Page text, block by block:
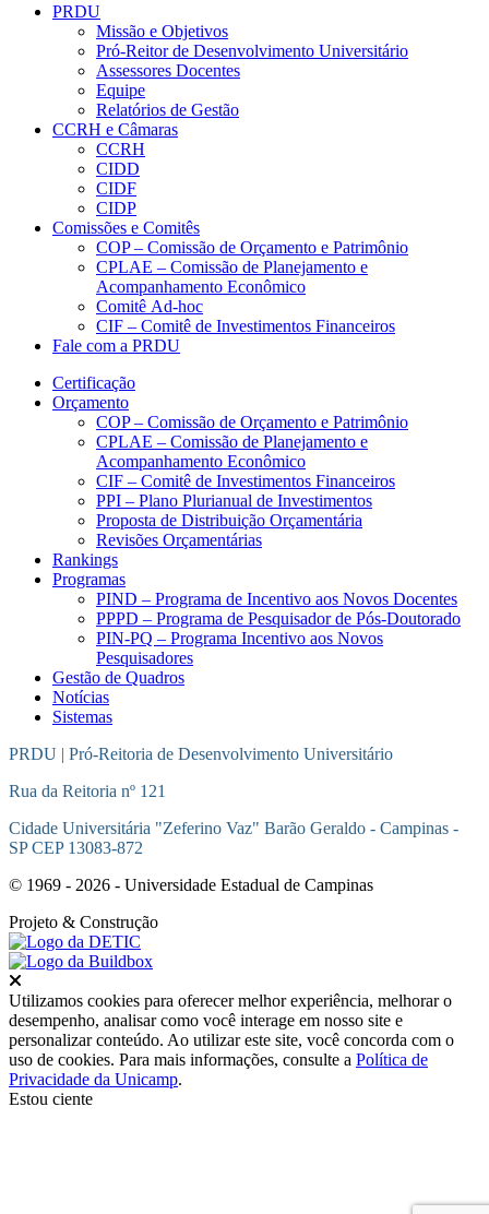
PRDU
Missão e Objetivos
Pró-Reitor de Desenvolvimento Universitário
Assessores Docentes
Equipe
Relatórios de Gestão
CCRH e Câmaras
CCRH
CIDD
CIDF
CIDP
Comissões e Comitês
COP – Comissão de Orçamento e Patrimônio
CPLAE – Comissão de Planejamento e
Acompanhamento Econômico
Comitê Ad-hoc
CIF – Comitê de Investimentos Financeiros
Fale com a PRDU
Certificação
Orçamento
COP – Comissão de Orçamento e Patrimônio
CPLAE – Comissão de Planejamento e
Acompanhamento Econômico
CIF – Comitê de Investimentos Financeiros
PPI – Plano Plurianual de Investimentos
Proposta de Distribuição Orçamentária
Revisões Orçamentárias
Rankings
Programas
PIND – Programa de Incentivo aos Novos Docentes
PPPD – Programa de Pesquisador de Pós-Doutorado
PIN-PQ – Programa Incentivo aos Novos
Pesquisadores
Gestão de Quadros
Notícias
Sistemas
PRDU | Pró-Reitoria de Desenvolvimento Universitário
Rua da Reitoria nº 121
Cidade Universitária "Zeferino Vaz" Barão Geraldo - Campinas -
SP CEP 13083-872
© 1969 - 2026 - Universidade Estadual de Campinas
Projeto & Construção
Utilizamos cookies para oferecer melhor experiência, melhorar o
desempenho, analisar como você interage em nosso site e
personalizar conteúdo. Ao utilizar este site, você concorda com o
uso de cookies. Para mais informações, consulte a Política de
Privacidade da Unicamp.
Estou ciente